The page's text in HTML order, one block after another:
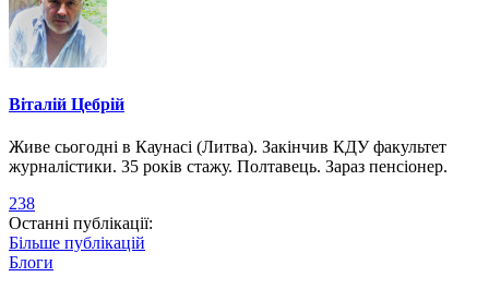
Віталій Цебрій
Живе сьогодні в Каунасі (Литва). Закінчив КДУ факультет
журналістики. 35 років стажу. Полтавець. Зараз пенсіонер.
238
Останні публікації:
Більше публікацій
Блоги